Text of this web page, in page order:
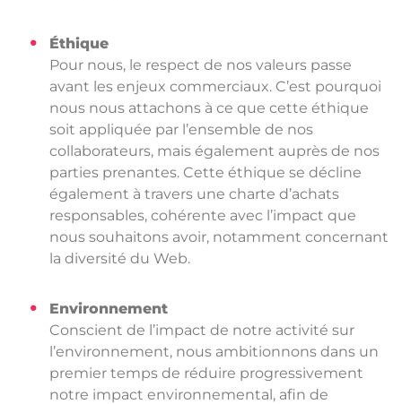
Éthique
Pour nous, le respect de nos valeurs passe
avant les enjeux commerciaux. C’est pourquoi
nous nous attachons à ce que cette éthique
soit appliquée par l’ensemble de nos
collaborateurs, mais également auprès de nos
parties prenantes. Cette éthique se décline
également à travers une charte d’achats
responsables, cohérente avec l’impact que
nous souhaitons avoir, notamment concernant
la diversité du Web.
Environnement
Conscient de l’impact de notre activité sur
l’environnement, nous ambitionnons dans un
premier temps de réduire progressivement
notre impact environnemental, afin de